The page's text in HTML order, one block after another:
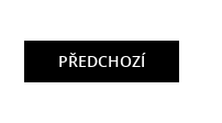
PŘEDCHOZÍ